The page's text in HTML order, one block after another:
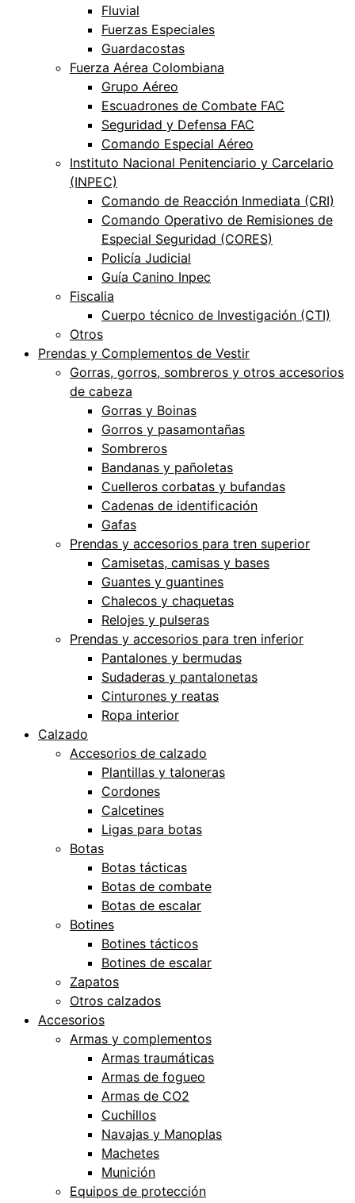
Fluvial
Fuerzas Especiales
Guardacostas
Fuerza Aérea Colombiana
Grupo Aéreo
Escuadrones de Combate FAC
Seguridad y Defensa FAC
Comando Especial Aéreo
Instituto Nacional Penitenciario y Carcelario
(INPEC)
Comando de Reacción Inmediata (CRI)
Comando Operativo de Remisiones de
Especial Seguridad (CORES)
Policía Judicial
Guía Canino Inpec
Fiscalia
Cuerpo técnico de Investigación (CTI)
Otros
Prendas y Complementos de Vestir
Gorras, gorros, sombreros y otros accesorios
de cabeza
Gorras y Boinas
Gorros y pasamontañas
Sombreros
Bandanas y pañoletas
Cuelleros corbatas y bufandas
Cadenas de identificación
Gafas
Prendas y accesorios para tren superior
Camisetas, camisas y bases
Guantes y guantines
Chalecos y chaquetas
Relojes y pulseras
Prendas y accesorios para tren inferior
Pantalones y bermudas
Sudaderas y pantalonetas
Cinturones y reatas
Ropa interior
Calzado
Accesorios de calzado
Plantillas y taloneras
Cordones
Calcetines
Ligas para botas
Botas
Botas tácticas
Botas de combate
Botas de escalar
Botines
Botines tácticos
Botines de escalar
Zapatos
Otros calzados
Accesorios
Armas y complementos
Armas traumáticas
Armas de fogueo
Armas de CO2
Cuchillos
Navajas y Manoplas
Machetes
Munición
Equipos de protección